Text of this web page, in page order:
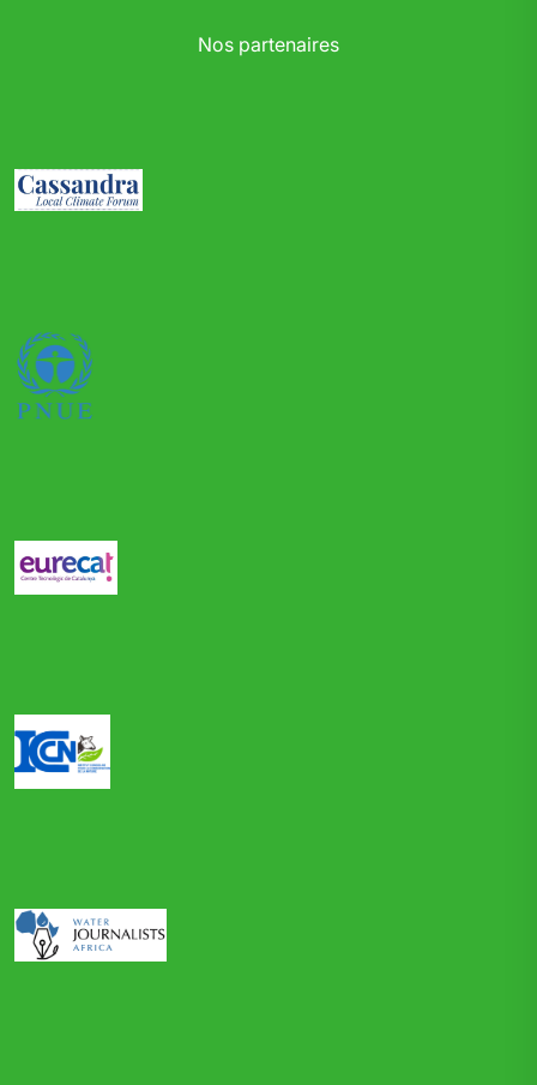
Nos partenaires